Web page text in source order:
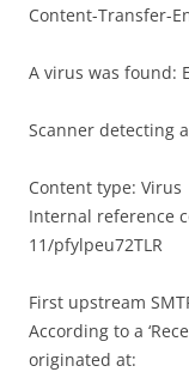
Content-Transfer-
A virus was found:
Scanner detecting
Content type: Virus
Internal reference
11/pfylpeu72TLR
First upstream
According to a
originated at: